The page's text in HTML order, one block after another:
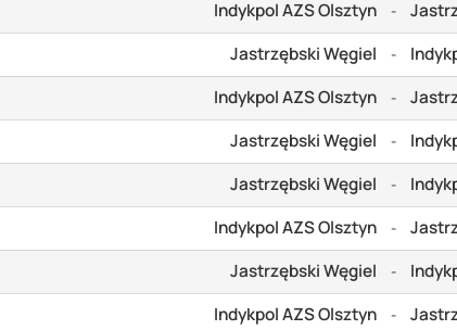
Indykpol AZS Olsztyn -
Jastrzębski Węgiel -
Indykpol AZS Olsztyn -
Jastrzębski Węgiel -
Jastrzębski Węgiel -
Indykpol AZS Olsztyn -
Jastrzębski Węgiel -
Indykpol AZS Olsztyn -